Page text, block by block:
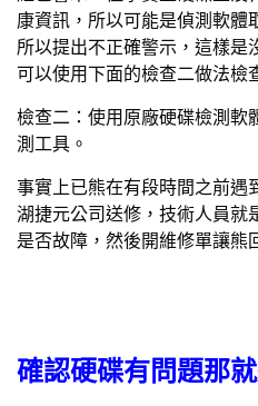
康資訊，所以可能是偵測軟體
所以提出不正確警示，這樣是
可以使用下面的檢查二做法檢
檢查二：使用原廠硬碟檢測軟
測工具。
事實上已熊在有段時間之前遇
湖捷元公司送修，技術人員就
是否故障，然後開維修單讓熊
確認硬碟有問題那